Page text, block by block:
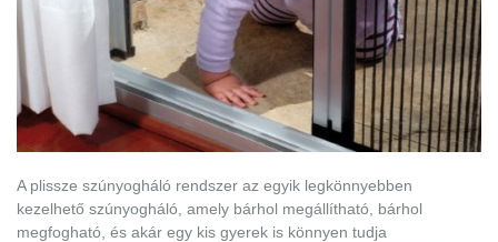
A plissze szúnyogháló rendszer az egyik legkönnyebben
kezelhető szúnyogháló, amely bárhol megállítható, bárhol
megfogható, és akár egy kis gyerek is könnyen tudja